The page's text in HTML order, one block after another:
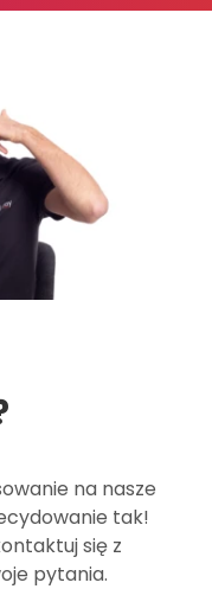
na nasze
tak!
się z
pytania.